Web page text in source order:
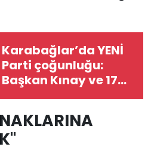
Karabağlar’da YENİ
Parti çoğunluğu:
Başkan Kınay ve 17
meclis üyesi CHP’den